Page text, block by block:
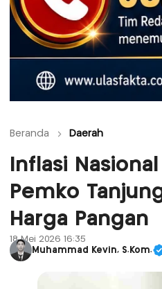
Beranda Daerah
Inflasi
Pemko
Harga Pangan
18 Mei 2026 16:35
Muhammad Kevin, S.Kom.